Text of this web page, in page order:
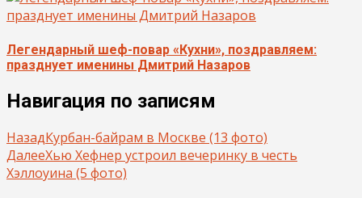
Легендарный шеф-повар «Кухни», поздравляем:
празднует именины Дмитрий Назаров
Навигация по записям
НазадКурбан-байрам в Москве (13 фото)
ДалееХью Хефнер устроил вечеринку в честь
Хэллоуина (5 фото)